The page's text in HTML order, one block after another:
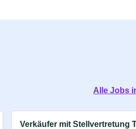
Alle Jobs
Verkäufer mit Stellvertretung